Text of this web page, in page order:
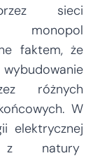
sieci
monopol
faktem, że
różnych
W
elektrycznej
z natury